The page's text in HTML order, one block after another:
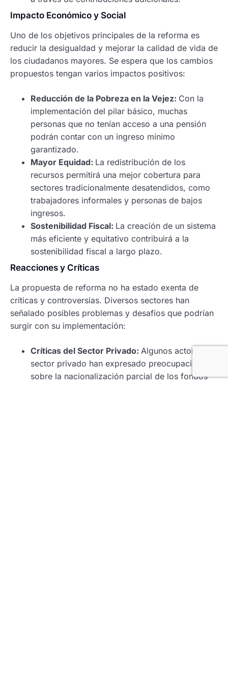
Impacto Económico y Social
Uno de los objetivos principales de la reforma es
reducir la desigualdad y mejorar la calidad de vida de
los ciudadanos mayores. Se espera que los cambios
propuestos tengan varios impactos positivos:
Reducción de la Pobreza en la Vejez: Con la
implementación del pilar básico, muchas
personas que no tenían acceso a una pensión
podrán contar con un ingreso mínimo
garantizado.
Mayor Equidad: La redistribución de los
recursos permitirá una mejor cobertura para
sectores tradicionalmente desatendidos, como
trabajadores informales y personas de bajos
ingresos.
Sostenibilidad Fiscal: La creación de un sistema
más eficiente y equitativo contribuirá a la
sostenibilidad fiscal a largo plazo.
Reacciones y Críticas
La propuesta de reforma no ha estado exenta de
críticas y controversias. Diversos sectores han
señalado posibles problemas y desafíos que podrían
surgir con su implementación:
Críticas del Sector Privado: Algunos actores del
sector privado han expresado preocupaciones
sobre la nacionalización parcial de los fondos